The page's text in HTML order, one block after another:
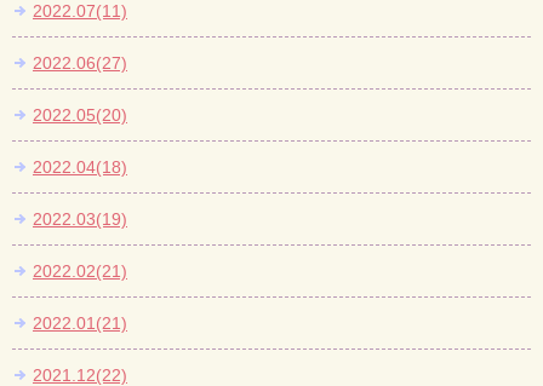
2022.07(11)
2022.06(27)
2022.05(20)
2022.04(18)
2022.03(19)
2022.02(21)
2022.01(21)
2021.12(22)